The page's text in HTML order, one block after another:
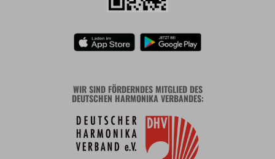
WIR SIND FÖRDERNDES MITGLIED DES
DEUTSCHEN HARMONIKA VERBANDES: